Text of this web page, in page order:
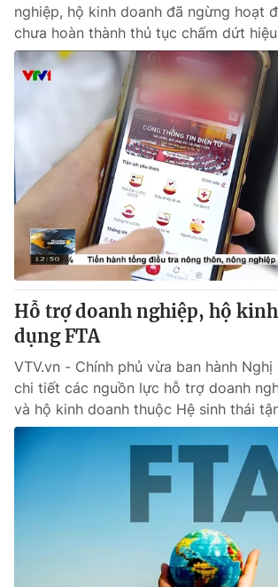
nghiệp, hộ kinh doanh đã ngừng hoạt
chưa hoàn thành thủ tục chấm dứt
Hỗ trợ doanh nghiệp, hộ
dụng FTA
VTV.vn - Chính phủ vừa ban hành
chi tiết các nguồn lực hỗ trợ doanh
và hộ kinh doanh thuộc Hệ sinh thái